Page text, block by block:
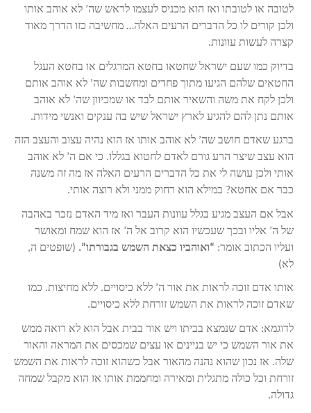
לטובה או לטובתו ואז הוא מכניס לעצמו לראש שה’ לא אוהב אותו
ולכן קורים לו כל הדברים הרעים האלה… מחשיבה כזו הדרך מאוד
קצרה לעשות עוונות.
בדיוק כמו שעם ישראל שחטאו בחטא המרגלים או בחטא העגל
החטאים שלהם הגיעו מתוך פחדים ומחשבות שה’ לא אוהב אותם
ולכן לקח את משה והשאיר אותם לבד או שמכיוון שה’ לא אוהב
אותם נתן להם להגיע לארץ ישראל שיש בה ענקים ואנשי מידות.
ברגע שאדם חושב שה’ לא אוהב אותו אז הוא נהיה עצוב והעצב הזה
הוא עצב שיצר הרע גורם לאדם לחטוא בגללו. כי אם ה’ לא אוהב
אותי ולכן עושה לי את כל הדברים הרעים האלה אז מה זה משנה
כבר אם אחטא? במילא הוא רחוק ממני ולא רוצה אותי.
אבל אם העצב מגיע בגלל עוונות העבר ואז מיד האדם נזכר באהבה
של ה’ אליו ובכך שעכשיו הוא קרוב אל ה’ אז הוא שמח ומאושר
ועליו הכתוב אומר: “ואוהביו כצאת השמש בגבורתו”. (שופטים ה,
לא)
אותו אדם זוכה לראות את אור ה’ ללא כיסויים. ללא מחיצות. כמו
שאדם זוכה לראות את השמש זורחת ללא כיסויים.
לדוגמא: אדם שנמצא בביתו ויש אור בבית אבל הוא לא רואה ממש
את אור השמש כי יש בניינים או עצים שמכסים את המראה והאור
שלה. אז נכון שהוא נהנה מהאור אבל כשהוא זוכה לראות את השמש
זורחת וכל כולה מתגלית ומאירה ומחממת אותו אז הוא מקבל שמחה
גדולה.